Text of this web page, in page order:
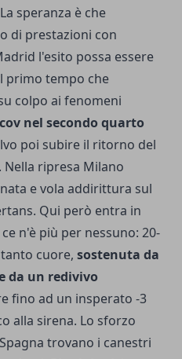
speranza è che
di prestazioni con
l'esito possa essere
primo tempo che
colpo ai fenomeni
nel secondo quarto
poi subire il ritorno del
Nella ripresa Milano
e vola addirittura sul
Qui però entra in
n'è più per nessuno: 20-
tanto cuore, sostenuta da
da un redivivo
fino ad un insperato -3
alla sirena. Lo sforzo
trovano i canestri